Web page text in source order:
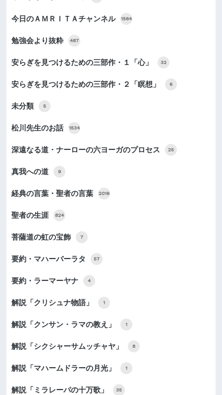
今日のＡＭＲＩＴＡチャンネル 1564
勉強会より抜粋 487
安らぎを見つけるための三部作・１「心」 32
安らぎを見つけるための三部作・２「瞑想」 6
未分類 5
松川先生のお話 1534
深遠なる道・ナーローの六ヨーガのプロセス 25
真我への道 9
経典の言葉・聖者の言葉 2016
聖者の生涯 824
菩薩道の虹の宝飾 7
要約・マハーバーラタ 57
要約・ラーマーヤナ 4
解説「クリシュナ物語」 1
解説「クンサン・ラマの教え」 1
解説「シクシャーサムッチャヤ」 8
解説「マハームドラーの月光」 1
解説「ミラレーパの十万歌」 35